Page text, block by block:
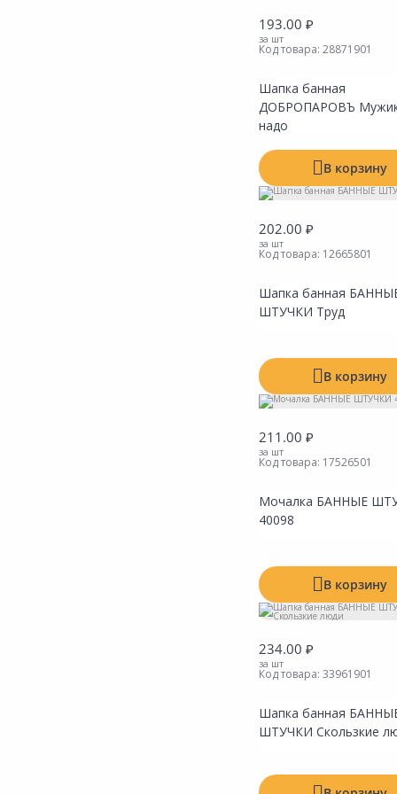
193.00 ₽
за шт
Код товара: 28871901
Шапка банная
ДОБРОПАРОВЪ
надо
В корзину
202.00 ₽
за шт
Код товара: 12665801
Шапка банная
ШТУЧКИ Труд
В корзину
211.00 ₽
за шт
Код товара: 17526501
Мочалка БАННЫЕ
40098
В корзину
234.00 ₽
за шт
Код товара: 33961901
Шапка банная
ШТУЧКИ Скользкие